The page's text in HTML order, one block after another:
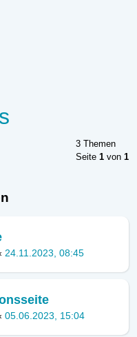
3 Themen
Seite 1 von 1
24.11.2023, 08:45
05.06.2023, 15:04